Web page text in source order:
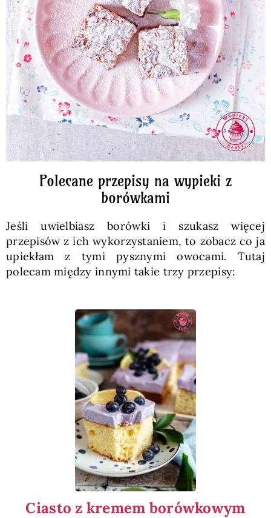
Polecane przepisy na wypieki z
borówkami
Jeśli uwielbiasz borówki i szukasz więcej
przepisów z ich wykorzystaniem, to zobacz co ja
upiekłam z tymi pysznymi owocami. Tutaj
polecam między innymi takie trzy przepisy:
Ciasto z kremem borówkowym